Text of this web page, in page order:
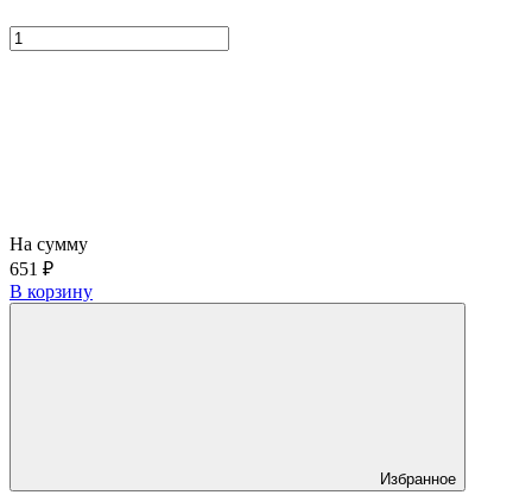
На сумму
651 ₽
В корзину
Избранное